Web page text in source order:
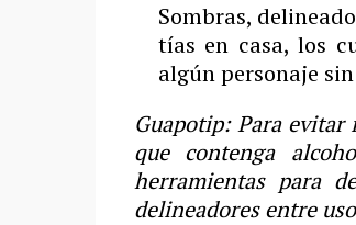
Sombras,
tías en casa, los
algún personaje
Guapotip: Para evitar
que contenga
herramientas para
delineadores entre